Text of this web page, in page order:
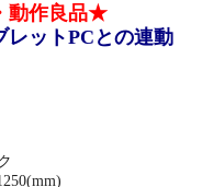
動作良品★
レットPCとの連動